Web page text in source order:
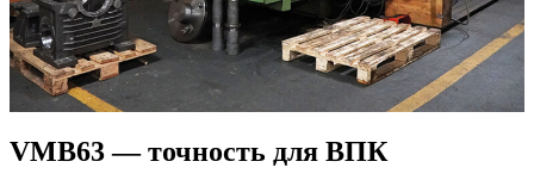
VMB63 — точность для ВПК